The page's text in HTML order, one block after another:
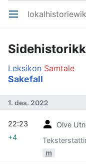
Åpne hovedmenyen
Sidehistorikk
Leksikon Samtale
Sakefall
1. des. 2022
Olve
m
22:23
+4